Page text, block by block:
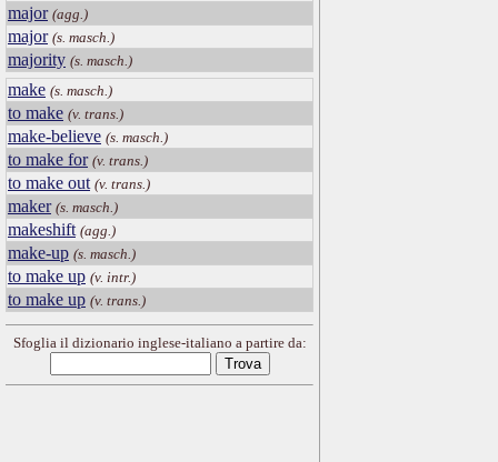
major (agg.)
major (s. masch.)
majority (s. masch.)
make (s. masch.)
to make (v. trans.)
make-believe (s. masch.)
to make for (v. trans.)
to make out (v. trans.)
maker (s. masch.)
makeshift (agg.)
make-up (s. masch.)
to make up (v. intr.)
to make up (v. trans.)
Sfoglia il dizionario inglese-italiano a partire da: